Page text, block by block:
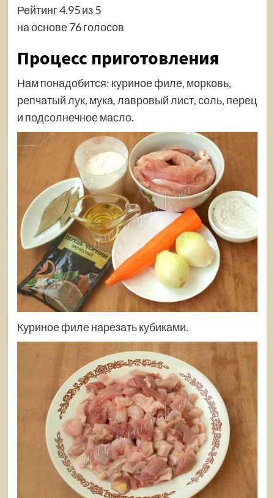
Рейтинг 4.95 из 5
на основе 76 голосов
Процесс приготовления
Нам понадобится: куриное филе, морковь,
репчатый лук, мука, лавровый лист, соль, перец
и подсолнечное масло.
Куриное филе нарезать кубиками.